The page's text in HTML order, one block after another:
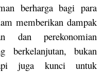
berharga bagi para
memberikan dampak
dan perekonomian
berkelanjutan, bukan
juga kunci untuk